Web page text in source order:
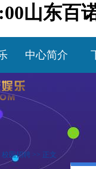
山东
中心简介
校园招聘 >> 正文